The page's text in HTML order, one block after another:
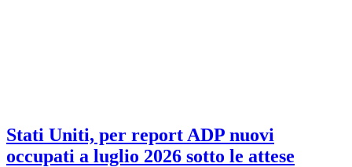
Stati Uniti, per report ADP nuovi
occupati a luglio 2026 sotto le attese